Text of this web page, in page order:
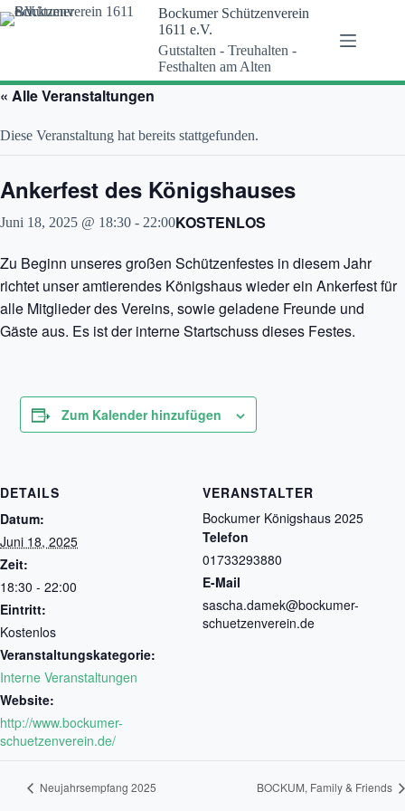
Zum
Inhalt
Bockumer Schützenverein
1611 e.V.
Gutstalten - Treuhalten -
Festhalten am Alten
« Alle Veranstaltungen
Diese Veranstaltung hat bereits stattgefunden.
Ankerfest des Königshauses
Juni 18, 2025 @ 18:30 - 22:00KOSTENLOS
Zu Beginn unseres großen Schützenfestes in diesem Jahr
richtet unser amtierendes Königshaus wieder ein Ankerfest für
alle Mitglieder des Vereins, sowie geladene Freunde und
Gäste aus. Es ist der interne Startschuss dieses Festes.
Zum Kalender hinzufügen
DETAILS
Datum:
Juni 18, 2025
Zeit:
18:30 - 22:00
Eintritt:
Kostenlos
Veranstaltungskategorie:
Interne Veranstaltungen
Website:
http://www.bockumer-
schuetzenverein.de/
VERANSTALTER
Bockumer Königshaus 2025
Telefon
01733293880
E-Mail
sascha.damek@bockumer-
schuetzenverein.de
Neujahrsempfang 2025 BOCKUM, Family & Friends